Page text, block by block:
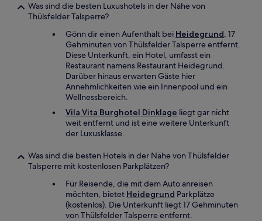
Was sind die besten Luxushotels in der Nähe von
Thülsfelder Talsperre?
Gönn dir einen Aufenthalt bei Heidegrund, 17
Gehminuten von Thülsfelder Talsperre entfernt.
Diese Unterkunft, ein Hotel, umfasst ein
Restaurant namens Restaurant Heidegrund.
Darüber hinaus erwarten Gäste hier
Annehmlichkeiten wie ein Innenpool und ein
Wellnessbereich.
Vila Vita Burghotel Dinklage liegt gar nicht
weit entfernt und ist eine weitere Unterkunft
der Luxusklasse.
Was sind die besten Hotels in der Nähe von Thülsfelder
Talsperre mit kostenlosen Parkplätzen?
Für Reisende, die mit dem Auto anreisen
möchten, bietet Heidegrund Parkplätze
(kostenlos). Die Unterkunft liegt 17 Gehminuten
von Thülsfelder Talsperre entfernt.